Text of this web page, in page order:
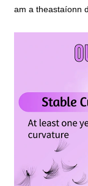
am a theastaíonn